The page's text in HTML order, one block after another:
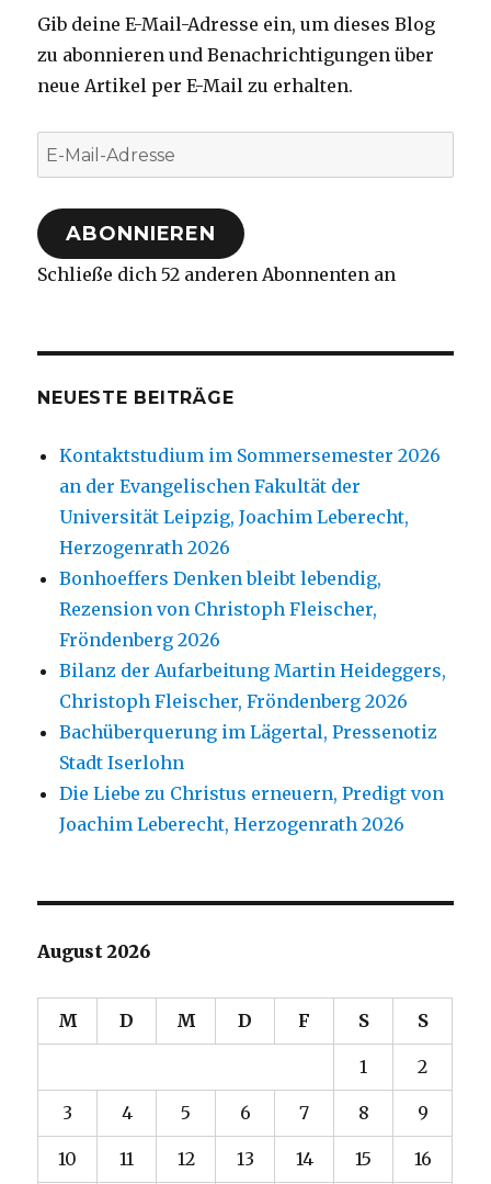
Gib deine E-Mail-Adresse ein, um dieses Blog
zu abonnieren und Benachrichtigungen über
neue Artikel per E-Mail zu erhalten.
E-
Mail-
Adresse
ABONNIEREN
Schließe dich 52 anderen Abonnenten an
NEUESTE BEITRÄGE
Kontaktstudium im Sommersemester 2026
an der Evangelischen Fakultät der
Universität Leipzig, Joachim Leberecht,
Herzogenrath 2026
Bonhoeffers Denken bleibt lebendig,
Rezension von Christoph Fleischer,
Fröndenberg 2026
Bilanz der Aufarbeitung Martin Heideggers,
Christoph Fleischer, Fröndenberg 2026
Bachüberquerung im Lägertal, Pressenotiz
Stadt Iserlohn
Die Liebe zu Christus erneuern, Predigt von
Joachim Leberecht, Herzogenrath 2026
August 2026
M D M D F S S
1 2
3 4 5 6 7 8 9
10 11 12 13 14 15 16